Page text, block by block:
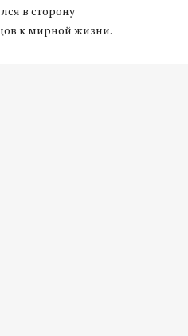
в сторону
к мирной жизни.